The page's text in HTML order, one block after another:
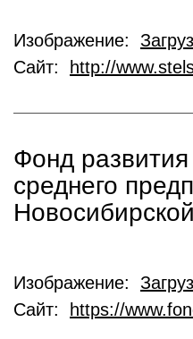
Изображение:
Сайт:
http://
Фонд
среднего
Изображение:
Сайт:
https://